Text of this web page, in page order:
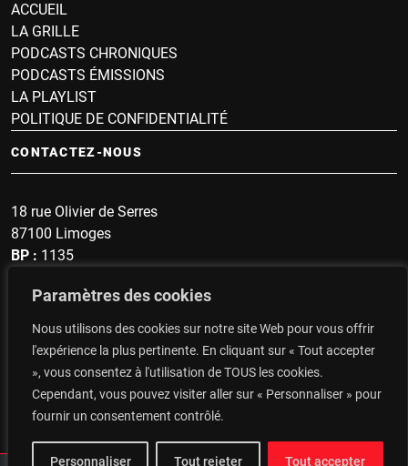
Paramètres des cookies
Nous utilisons des cookies sur notre site Web pour vous offrir
l'expérience la plus pertinente. En cliquant sur « Tout accepter
», vous consentez à l'utilisation de TOUS les cookies.
Cependant, vous pouvez visiter aller sur « Personnaliser » pour
fournir un consentement contrôlé.
Personnaliser Tout rejeter Tout accepter
ACCUEIL
LA GRILLE
PODCASTS CHRONIQUES
PODCASTS ÉMISSIONS
LA PLAYLIST
POLITIQUE DE CONFIDENTIALITÉ
CONTACTEZ-NOUS
18 rue Olivier de Serres
87100 Limoges
BP : 1135
secrétariat : 05 19 57 60 96
Top du Portugal : 06 14 48 93 47
CONTACTEZ-NOUS